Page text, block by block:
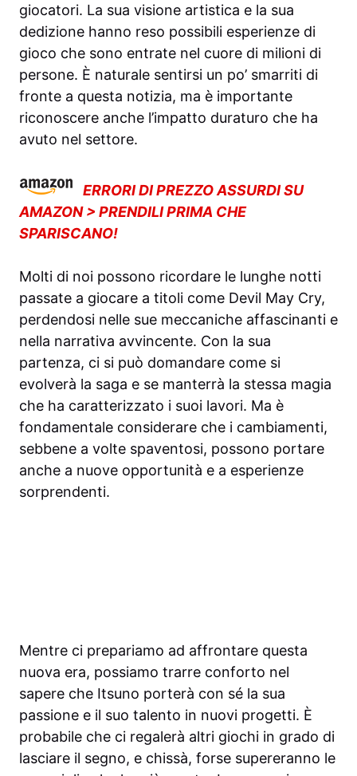
giocatori. La sua visione artistica e la sua
dedizione hanno reso possibili esperienze di
gioco che sono entrate nel cuore di milioni di
persone. È naturale sentirsi un po’ smarriti di
fronte a questa notizia, ma è importante
riconoscere anche l’impatto duraturo che ha
avuto nel settore.
ERRORI DI PREZZO ASSURDI SU
AMAZON > PRENDILI PRIMA CHE
SPARISCANO!
Molti di noi possono ricordare le lunghe notti
passate a giocare a titoli come Devil May Cry,
perdendosi nelle sue meccaniche affascinanti e
nella narrativa avvincente. Con la sua
partenza, ci si può domandare come si
evolverà la saga e se manterrà la stessa magia
che ha caratterizzato i suoi lavori. Ma è
fondamentale considerare che i cambiamenti,
sebbene a volte spaventosi, possono portare
anche a nuove opportunità e a esperienze
sorprendenti.
Mentre ci prepariamo ad affrontare questa
nuova era, possiamo trarre conforto nel
sapere che Itsuno porterà con sé la sua
passione e il suo talento in nuovi progetti. È
probabile che ci regalerà altri giochi in grado di
lasciare il segno, e chissà, forse supereranno le